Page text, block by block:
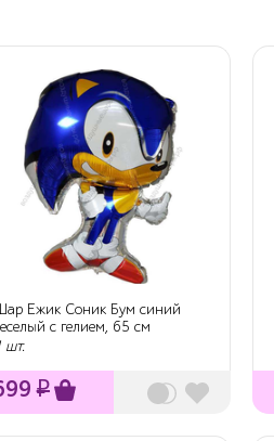
Ежик Соник Бум синий
с гелием, 65 см
шт.
₽